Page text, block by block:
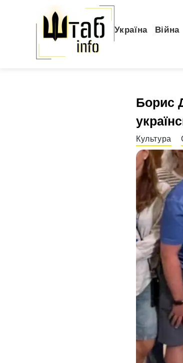
Україна Війна
Борис
Культура